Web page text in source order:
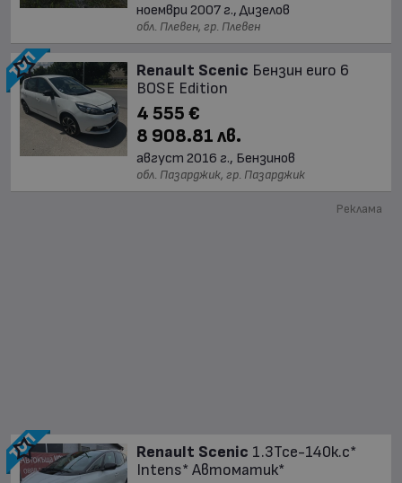
ноември 2007 г., Дизелов
обл. Плевен, гр. Плевен
Renault Scenic Бензин euro 6
BOSE Edition
4 555 €
8 908.81 лв.
август 2016 г., Бензинов
обл. Пазарджик, гр. Пазарджик
Реклама
Renault Scenic 1.3Tce-140к.с*
Intens* Автоматик*